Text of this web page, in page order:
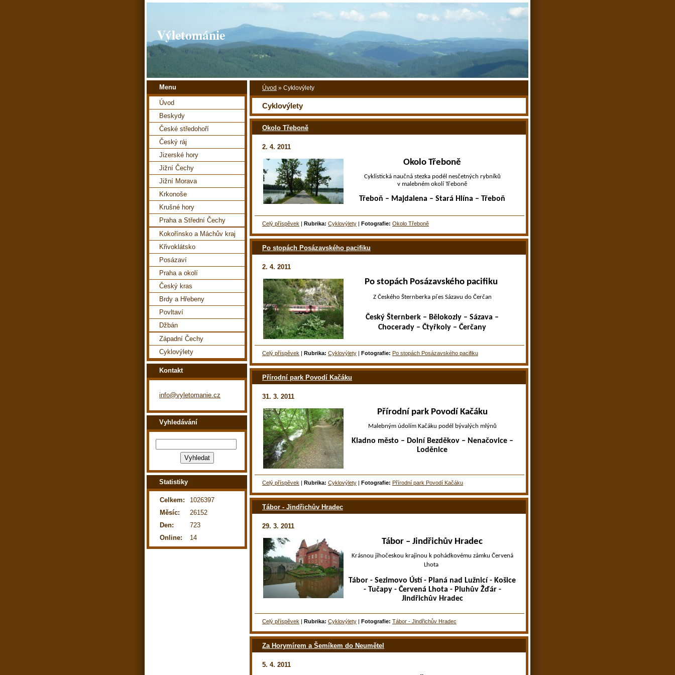
Výletománie
Úvod » Cyklovýlety
Cyklovýlety
Okolo Třeboně
2. 4. 2011
Okolo Třeboně
Cyklistická naučná stezka podél nesčetných rybníků
v malebném okolí Třeboně
Třeboň – Majdalena – Stará Hlína – Třeboň
Celý příspěvek | Rubrika: Cyklovýlety | Fotografie: Okolo Třeboně
Po stopách Posázavského pacifiku
2. 4. 2011
Po stopách Posázavského pacifiku
Z Českého Šternberka přes Sázavu do Čerčan
Český Šternberk – Bělokozly – Sázava –
Chocerady – Čtyřkoly – Čerčany
Celý příspěvek | Rubrika: Cyklovýlety | Fotografie: Po stopách Posázavského pacifiku
Přírodní park Povodí Kačáku
31. 3. 2011
Přírodní park Povodí Kačáku
Malebným údolím Kačáku podél bývalých mlýnů
Kladno město – Dolní Bezděkov – Nenačovice –
Loděnice
Celý příspěvek | Rubrika: Cyklovýlety | Fotografie: Přírodní park Povodí Kačáku
Tábor - Jindřichův Hradec
29. 3. 2011
Tábor – Jindřichův Hradec
Krásnou jihočeskou krajinou k pohádkovému zámku Červená
Lhota
Tábor - Sezimovo Ústí - Planá nad Lužnicí - Košice
- Tučapy - Červená Lhota - Pluhův Žďár -
Jindřichův Hradec
Celý příspěvek | Rubrika: Cyklovýlety | Fotografie: Tábor - Jindřichův Hradec
Za Horymírem a Šemíkem do Neumětel
5. 4. 2011
Menu
Úvod
Beskydy
České středohoří
Český ráj
Jizerské hory
Jižní Čechy
Jižní Morava
Krkonoše
Krušné hory
Praha a Střední Čechy
Kokořínsko a Máchův kraj
Křivoklátsko
Posázaví
Praha a okolí
Český kras
Brdy a Hřebeny
Povltaví
Džbán
Západní Čechy
Cyklovýlety
Kontakt
info@vyletomanie.cz
Vyhledávání
Statistiky
Online: 14
Celkem:
1026397
Měsíc:
26152
Den:
723